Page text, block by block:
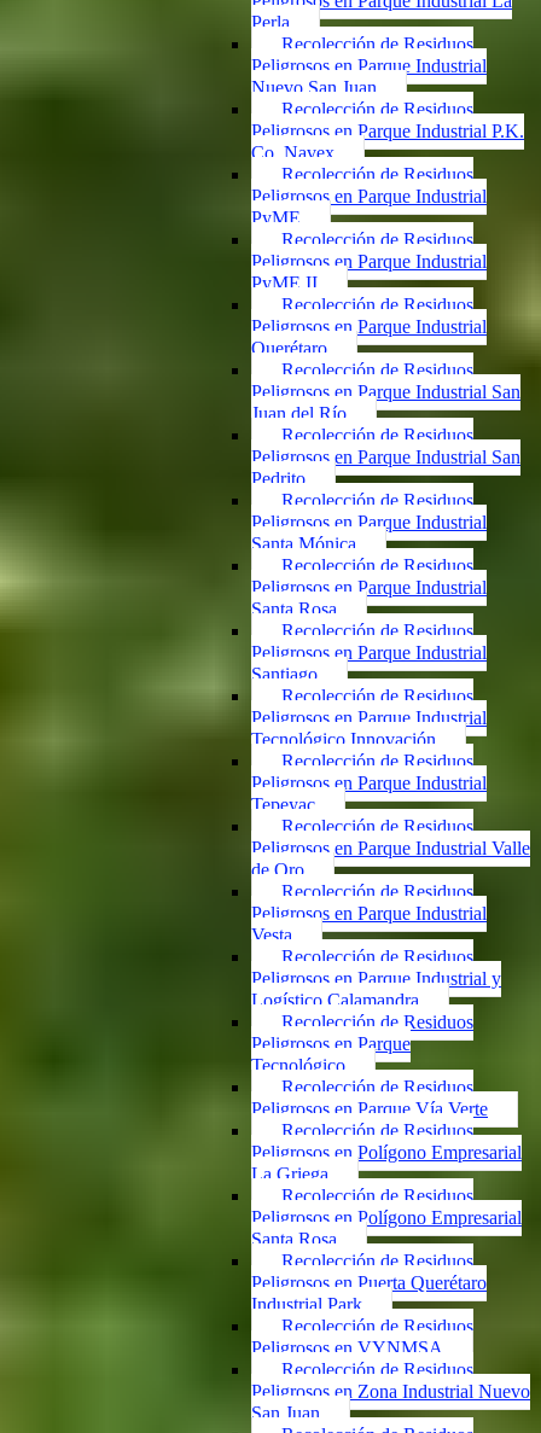
Perla
Recolección de Residuos
Peligrosos en Parque Industrial
Nuevo San Juan
Recolección de Residuos
Peligrosos en Parque Industrial P.K.
Co. Navex
Recolección de Residuos
Peligrosos en Parque Industrial
PyME
Recolección de Residuos
Peligrosos en Parque Industrial
PyME II
Recolección de Residuos
Peligrosos en Parque Industrial
Querétaro
Recolección de Residuos
Peligrosos en Parque Industrial San
Juan del Río
Recolección de Residuos
Peligrosos en Parque Industrial San
Pedrito
Recolección de Residuos
Peligrosos en Parque Industrial
Santa Mónica
Recolección de Residuos
Peligrosos en Parque Industrial
Santa Rosa
Recolección de Residuos
Peligrosos en Parque Industrial
Santiago
Recolección de Residuos
Peligrosos en Parque Industrial
Tecnológico Innovación
Recolección de Residuos
Peligrosos en Parque Industrial
Tepeyac
Recolección de Residuos
Peligrosos en Parque Industrial Valle
de Oro
Recolección de Residuos
Peligrosos en Parque Industrial
Vesta
Recolección de Residuos
Peligrosos en Parque Industrial y
Logístico Calamandra
Recolección de Residuos
Peligrosos en Parque
Tecnológico
Recolección de Residuos
Peligrosos en Parque Vía Verte
Recolección de Residuos
Peligrosos en Polígono Empresarial
La Griega
Recolección de Residuos
Peligrosos en Polígono Empresarial
Santa Rosa
Recolección de Residuos
Peligrosos en Puerta Querétaro
Industrial Park
Recolección de Residuos
Peligrosos en VYNMSA
Recolección de Residuos
Peligrosos en Zona Industrial Nuevo
San Juan